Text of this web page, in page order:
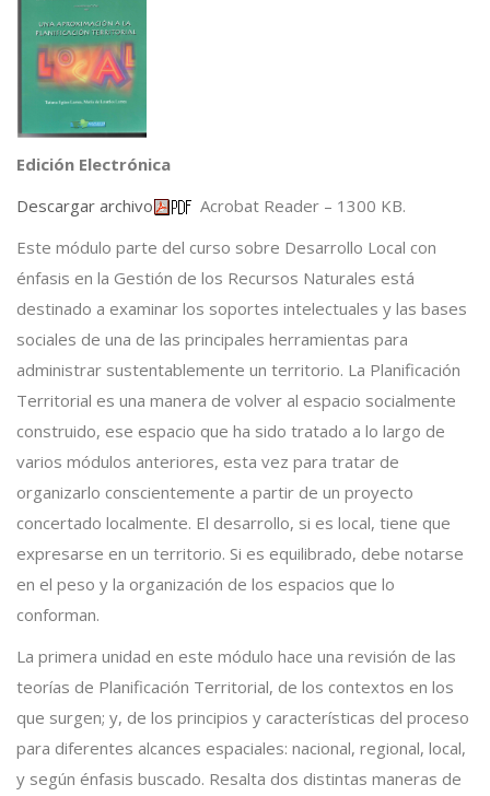
Edición Electrónica
Descargar archivo
Acrobat Reader – 1300 KB.
Este módulo parte del curso sobre Desarrollo Local con
énfasis en la Gestión de los Recursos Naturales está
destinado a examinar los soportes intelectuales y las bases
sociales de una de las principales herramientas para
administrar sustentablemente un territorio. La Planificación
Territorial es una manera de volver al espacio socialmente
construido, ese espacio que ha sido tratado a lo largo de
varios módulos anteriores, esta vez para tratar de
organizarlo conscientemente a partir de un proyecto
concertado localmente. El desarrollo, si es local, tiene que
expresarse en un territorio. Si es equilibrado, debe notarse
en el peso y la organización de los espacios que lo
conforman.
La primera unidad en este módulo hace una revisión de las
teorías de Planificación Territorial, de los contextos en los
que surgen; y, de los principios y características del proceso
para diferentes alcances espaciales: nacional, regional, local,
y según énfasis buscado. Resalta dos distintas maneras de